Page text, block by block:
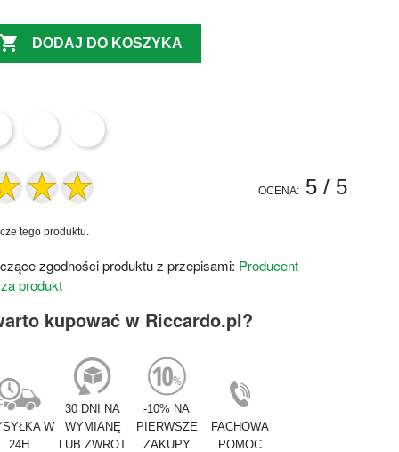
 DODAJ DO KOSZYKA
OCENA: 5/ 5
tego produktu.
zgodności produktu z przepisami: Producent
produkt
kupować w Riccardo.pl?
W
24H
30 DNI NA
WYMIANĘ
LUB ZWROT
-10% NA
PIERWSZE
ZAKUPY
FACHOWA
POMOC